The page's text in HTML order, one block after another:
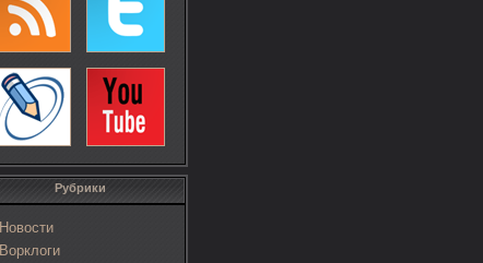
Рубрики
Новости
Ворклоги